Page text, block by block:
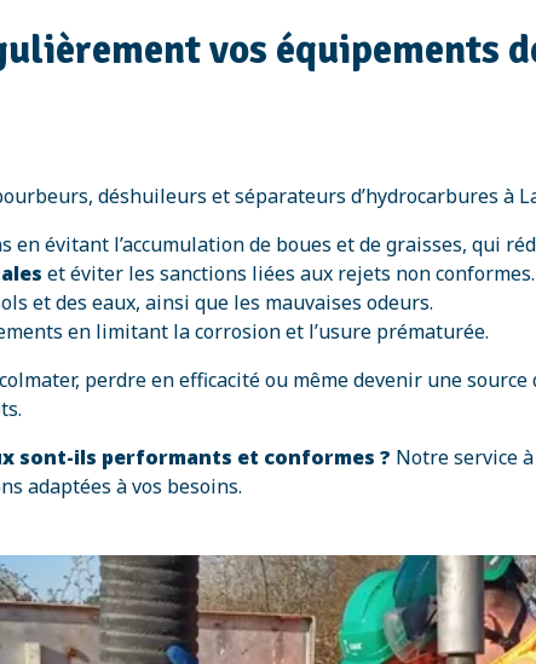
vos équipements
déshuileurs et séparateurs d’hydrocarbures à
en évitant l’accumulation de boues et de graisses, qui
et éviter les sanctions liées aux rejets non conformes.
et des eaux, ainsi que les mauvaises odeurs.
en limitant la corrosion et l’usure prématurée.
perdre en efficacité ou même devenir une
sont-ils performants et conformes ? Notre service
adaptées à vos besoins.